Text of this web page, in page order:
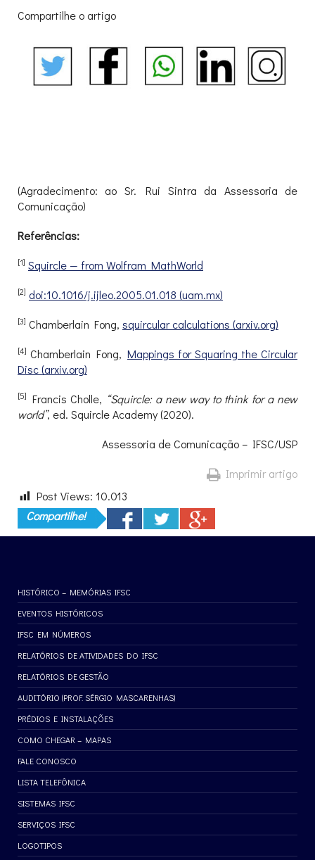
Compartilhe o artigo
(Agradecimento: ao Sr. Rui Sintra da Assessoria de
Comunicação)
Referências:
[1] Squircle — from Wolfram MathWorld
[2] doi:10.1016/j.ijleo.2005.01.018 (uam.mx)
[3] Chamberlain Fong, squircular calculations (arxiv.org)
[4] Chamberlain Fong, Mappings for Squaring the Circular
Disc (arxiv.org)
[5] Francis Cholle, “Squircle: a new way to think for a new
world”, ed. Squircle Academy (2020).
Assessoria de Comunicação – IFSC/USP
Imprimir artigo
Post Views: 10.013
Compartilhe!
HISTÓRICO – MEMÓRIAS IFSC
EVENTOS HISTÓRICOS
IFSC EM NÚMEROS
RELATÓRIOS DE ATIVIDADES DO IFSC
RELATÓRIOS DE GESTÃO
AUDITÓRIO (PROF. SÉRGIO MASCARENHAS)
PRÉDIOS E INSTALAÇÕES
COMO CHEGAR – MAPAS
FALE CONOSCO
LISTA TELEFÔNICA
SISTEMAS IFSC
SERVIÇOS IFSC
LOGOTIPOS